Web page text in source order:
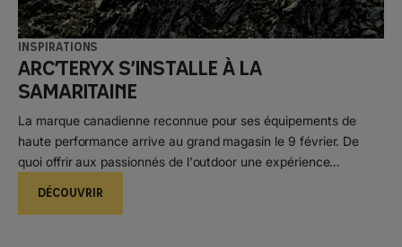
Inspirations
Arc’teryx s’installe à la
Samaritaine
La marque canadienne reconnue pour ses équipements de
haute performance arrive au grand magasin le 9 février. De
quoi offrir aux passionnés de l'outdoor une expérience
shopping exceptionnelle !
DÉCOUVRIR